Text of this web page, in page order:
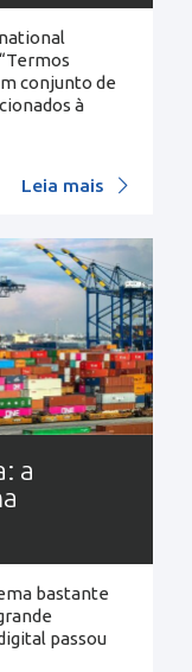
conjunto de
à
Leia mais
a
bastante
passou